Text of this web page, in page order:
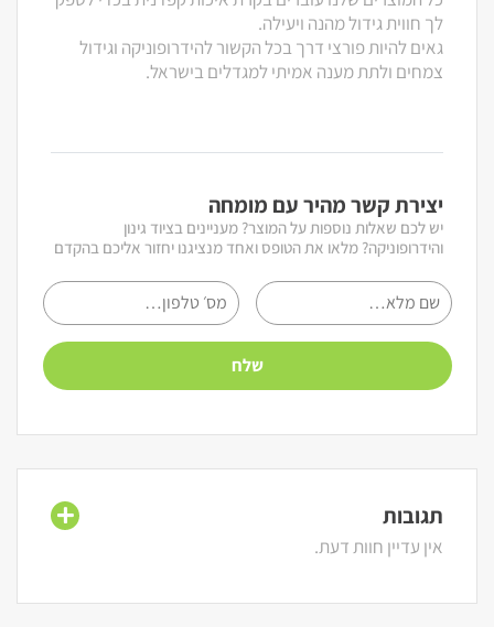
לך חווית גידול מהנה ויעילה.
גאים להיות פורצי דרך בכל הקשור להידרופוניקה וגידול
צמחים ולתת מענה אמיתי למגדלים בישראל.
יצירת קשר מהיר עם מומחה
יש לכם שאלות נוספות על המוצר? מעניינים בציוד גינון
והידרופוניקה? מלאו את הטופס ואחד מנציגנו יחזור אליכם בהקדם
תגובות
אין עדיין חוות דעת.